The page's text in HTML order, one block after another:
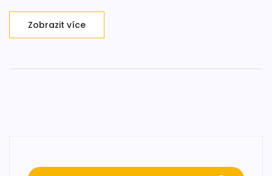
pomůcky a návyky byste měli přijmout, aby vaše zuby
Zobrazit více